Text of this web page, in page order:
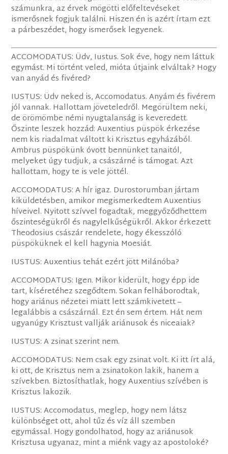
számunkra, az érvek mögötti előfeltevéseket
ismerősnek fogjuk találni. Hiszen én is azért írtam ezt
a párbeszédet, hogy ismerősek legyenek.
ACCOMODATUS: Üdv, Iustus. Sok éve, hogy nem láttuk
egymást. Mi történt veled, mióta útjaink elváltak? Hogy
van anyád és fivéred?
IUSTUS: Üdv neked is, Accomodatus. Anyám és fivérem
jól vannak. Hallottam jöveteledről. Megörültem neki,
de örömömbe némi nyugtalanság is keveredett.
Őszinte leszek hozzád: Auxentius püspök érkezése
nem kis riadalmat váltott ki Krisztus egyházából.
Ambrus püspökünk óvott bennünket tanaitól,
melyeket úgy tudjuk, a császárné is támogat. Azt
hallottam, hogy te is vele jöttél.
ACCOMODATUS: A hír igaz. Durostorumban jártam
kiküldetésben, amikor megismerkedtem Auxentius
híveivel. Nyitott szívvel fogadtak, meggyőződhettem
őszinteségükről és nagylelkűségükről. Akkor érkezett
Theodosius császár rendelete, hogy ékesszóló
püspöküknek el kell hagynia Moesiát.
IUSTUS: Auxentius tehát ezért jött Milánóba?
ACCOMODATUS: Igen. Mikor kiderült, hogy épp ide
tart, kíséretéhez szegődtem. Sokan felháborodtak,
hogy ariánus nézetei miatt lett számkivetett –
legalábbis a császárnál. Ezt én sem értem. Hát nem
ugyanúgy Krisztust vallják ariánusok és niceaiak?
IUSTUS: A zsinat szerint nem.
ACCOMODATUS: Nem csak egy zsinat volt. Ki itt írt alá,
ki ott, de Krisztus nem a zsinatokon lakik, hanem a
szívekben. Biztosíthatlak, hogy Auxentius szívében is
Krisztus lakozik.
IUSTUS: Accomodatus, meglep, hogy nem látsz
különbséget ott, ahol tűz és víz áll szemben
egymással. Hogy gondolhatod, hogy az ariánusok
Krisztusa ugyanaz, mint a miénk vagy az apostoloké?